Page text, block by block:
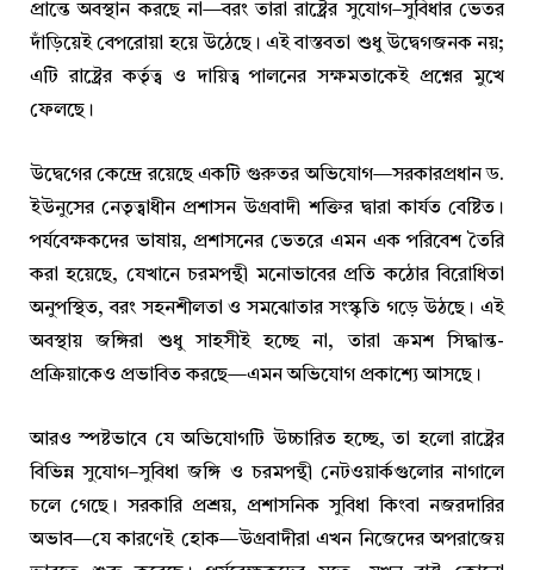
প্রান্তে অবস্থান করছে না—বরং তারা রাষ্ট্রের সুযোগ–সুবিধার ভেতর
দাঁড়িয়েই বেপরোয়া হয়ে উঠেছে। এই বাস্তবতা শুধু উদ্বেগজনক নয়;
এটি রাষ্ট্রের কর্তৃত্ব ও দায়িত্ব পালনের সক্ষমতাকেই প্রশ্নের মুখে
ফেলছে।
উদ্বেগের কেন্দ্রে রয়েছে একটি গুরুতর অভিযোগ—সরকারপ্রধান ড.
ইউনুসের নেতৃত্বাধীন প্রশাসন উগ্রবাদী শক্তির দ্বারা কার্যত বেষ্টিত।
পর্যবেক্ষকদের ভাষায়, প্রশাসনের ভেতরে এমন এক পরিবেশ তৈরি
করা হয়েছে, যেখানে চরমপন্থী মনোভাবের প্রতি কঠোর বিরোধিতা
অনুপস্থিত, বরং সহনশীলতা ও সমঝোতার সংস্কৃতি গড়ে উঠছে। এই
অবস্থায় জঙ্গিরা শুধু সাহসীই হচ্ছে না, তারা ক্রমশ সিদ্ধান্ত-
প্রক্রিয়াকেও প্রভাবিত করছে—এমন অভিযোগ প্রকাশ্যে আসছে।
আরও স্পষ্টভাবে যে অভিযোগটি উচ্চারিত হচ্ছে, তা হলো রাষ্ট্রের
বিভিন্ন সুযোগ–সুবিধা জঙ্গি ও চরমপন্থী নেটওয়ার্কগুলোর নাগালে
চলে গেছে। সরকারি প্রশ্রয়, প্রশাসনিক সুবিধা কিংবা নজরদারির
অভাব—যে কারণেই হোক—উগ্রবাদীরা এখন নিজেদের অপরাজেয়